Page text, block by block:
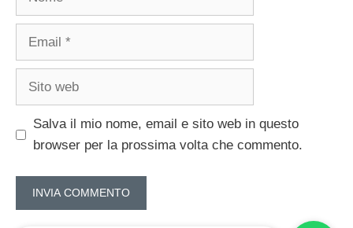
Email
Sito
Salva il mio nome, email e sito web in questo
browser per la prossima volta che commento.